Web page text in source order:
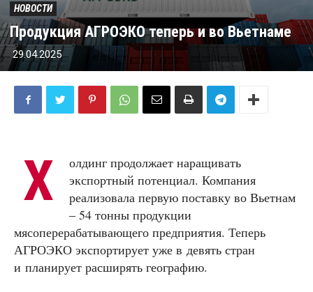
НОВОСТИ
Продукция АГРОЭКО теперь и во Вьетнаме
29.04.2025
Х
олдинг продолжает наращивать
экспортный потенциал. Компания
реализовала первую поставку во Вьетнам
– 54 тонны продукции
мясоперерабатывающего предприятия. Теперь
АГРОЭКО экспортирует уже в девять стран
и планирует расширять географию.